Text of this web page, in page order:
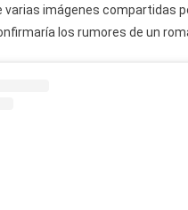
imágenes compartidas
los rumores de un